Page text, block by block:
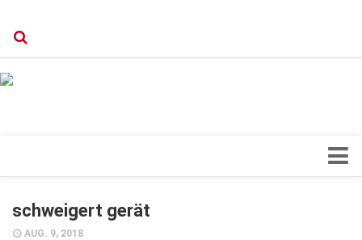
Forschung
schweigert gerät
AUG. 9, 2018